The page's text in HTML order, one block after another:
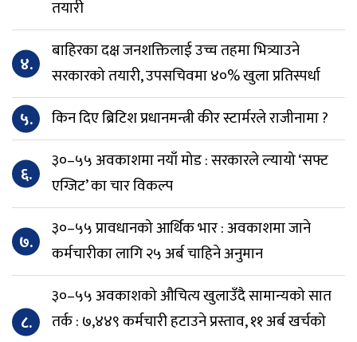
तयारी
४.
बाहिरका दक्ष जनशक्तिलाई उच्च तहमा भित्र्याउने
सरकारको तयारी, उपसचिवमा ४०% खुला प्रतिस्पर्धा
५. किन दिए ब्रिटिश प्रधानमन्त्री कीर स्टार्मरले राजीनामा ?
६.
३०–५५ अवकाशमा नयाँ मोड : सरकारले ल्यायो ‘सफ्ट
एग्जिट’ का चार विकल्प
७.
३०–५५ प्रावधानको आर्थिक भार : अवकाशमा जाने
कर्मचारीका लागि २५ अर्ब चाहिने अनुमान
८.
३०–५५ अवकाशको औचित्य खुलाउँदै सामान्यको सात
तर्क : ७,४४९ कर्मचारी हटाउने प्रस्ताव, ११ अर्ब खर्चको